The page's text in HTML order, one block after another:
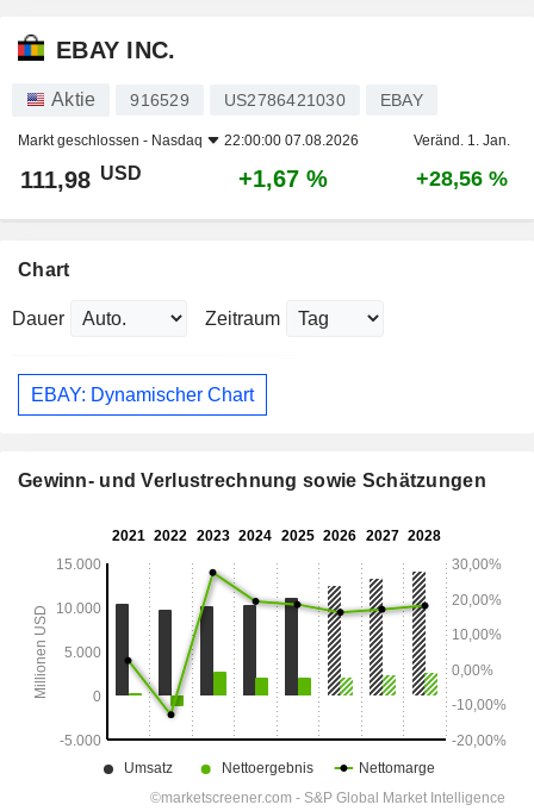
EBAY INC.
Aktie 916529 US2786421030 EBAY
Markt geschlossen - Nasdaq 22:00:00 07.08.2026 Veränd. 1. Jan.
111,98 USD +1,67 % +28,56 %
Chart
Dauer Zeitraum
EBAY: Dynamischer Chart
Gewinn- und Verlustrechnung sowie Schätzungen